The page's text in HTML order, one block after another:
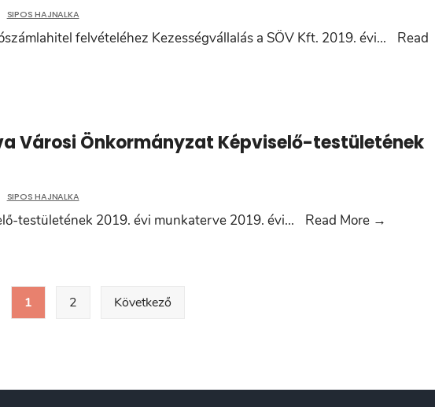
SIPOS HAJNALKA
felvételéhez Kezességvállalás a SÖV Kft. 2019. évi...
Read
Városi Önkormányzat Képviselő-testületének
SIPOS HAJNALKA
testületének 2019. évi munkaterve 2019. évi... Read More →
2019.
1 2 Következő